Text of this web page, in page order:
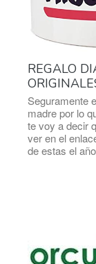
REGALO
Seguramente
madre por lo
te voy a decir
ver en el
de estas el